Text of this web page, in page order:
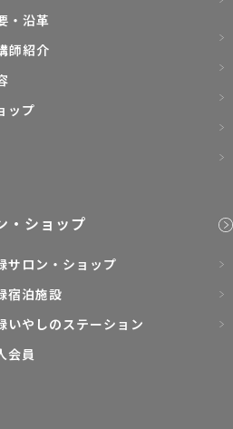
・沿革
師紹介
ップ
・ショップ
サロン・ショップ
宿泊施設
いやしのステーション
会員